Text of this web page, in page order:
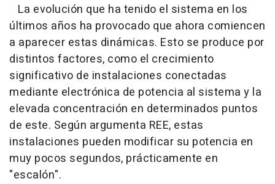
La evolución que ha tenido el sistema en los
últimos años ha provocado que ahora comiencen
a aparecer estas dinámicas. Esto se produce por
distintos factores, como el crecimiento
significativo de instalaciones conectadas
mediante electrónica de potencia al sistema y la
elevada concentración en determinados puntos
de este. Según argumenta REE, estas
instalaciones pueden modificar su potencia en
muy pocos segundos, prácticamente en
"escalón".